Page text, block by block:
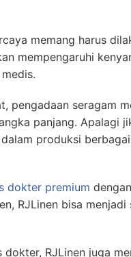
memang harus
mempengaruhi
pengadaan seragam
panjang. Apalagi
produksi
dokter premium
RJLinen bisa menjadi
RJLinen juga